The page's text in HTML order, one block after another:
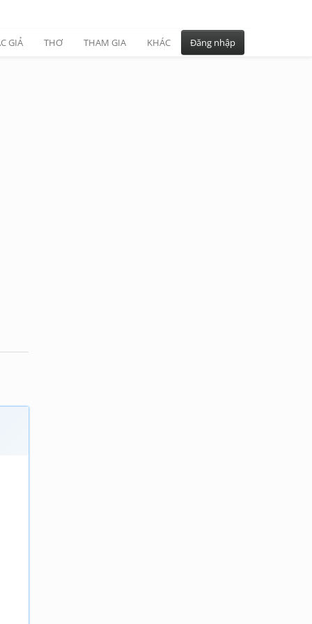
GIẢ THƠ THAM GIA KHÁC Đăng nhập